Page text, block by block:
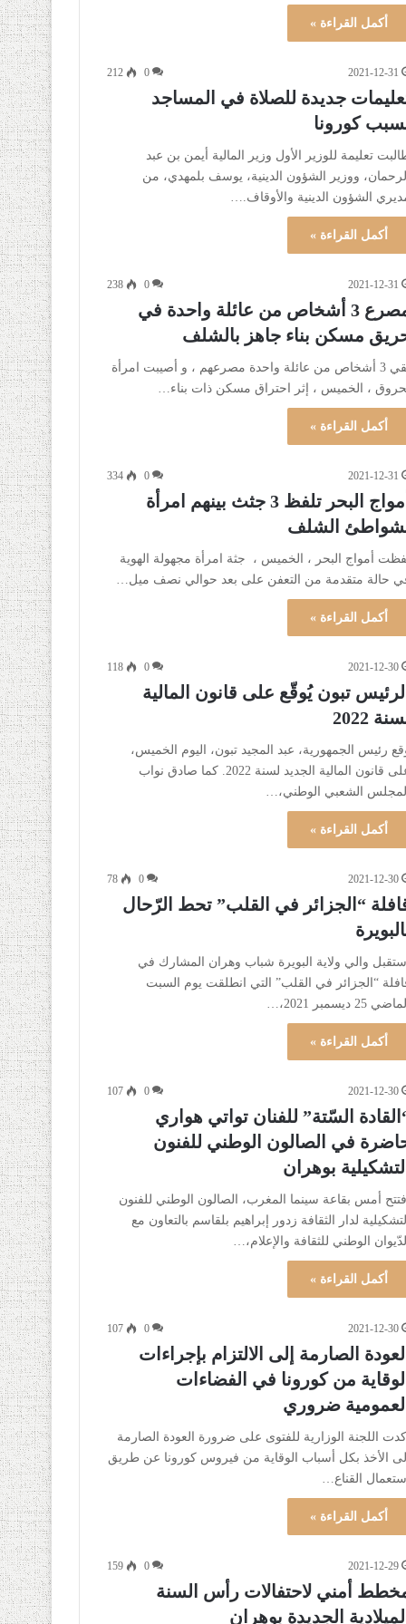
أكمل القراءة »
2021-12-31
0
212
جديدة للصلاة في المساجد
كورونا
تعليمة للوزير الأول وزير المالية أيمن بن عبد
الرحمان، ووزير الشؤون الدينية، يوسف بلمهدي، من
الشؤون الدينية والأوقاف.…
أكمل القراءة »
2021-12-31
0
238
مصرع 3 أشخاص من عائلة واحدة في
مسكن بناء جاهز بالشلف
لقي 3 أشخاص من عائلة واحدة مصرعهم ، و أصيبت امرأة
، الخميس ، إثر احتراق مسكن ذات بناء…
أكمل القراءة »
2021-12-31
0
334
أمواج البحر تلفظ 3 جثث بينهم امرأة
الشلف
أمواج البحر ، الخميس ، جثة امرأة مجهولة الهوية
حالة متقدمة من التعفن على بعد حوالي نصف ميل…
أكمل القراءة »
2021-12-30
0
118
الرئيس تبون يُوقّع على قانون المالية
2022
رئيس الجمهورية، عبد المجيد تبون، اليوم الخميس،
على قانون المالية الجديد لسنة 2022. كما صادق نواب
المجلس الشعبي الوطني،…
أكمل القراءة »
2021-12-30
0
78
“الجزائر في القلب” تحط الرّحال
استقبل والي ولاية البويرة شباب وهران المشارك في
“الجزائر في القلب” التي انطلقت يوم السبت
الماضي 25 ديسمبر 2021،…
أكمل القراءة »
2021-12-30
0
107
السّتة” للفنان تواتي هواري
في الصالون الوطني للفنون
التشكيلية بوهران
افتتح أمس بقاعة سينما المغرب، الصالون الوطني للفنون
التشكيلية لدار الثقافة زدور إبراهيم بلقاسم بالتعاون مع
الدّيوان الوطني للثقافة والإعلام،…
أكمل القراءة »
2021-12-30
0
107
العودة الصارمة إلى الالتزام بإجراءات
الوقاية من كورونا في الفضاءات
العمومية ضروري
أكدت اللجنة الوزارية للفتوى على ضرورة العودة الصارمة
إلى الأخذ بكل أسباب الوقاية من فيروس كورونا عن طريق
استعمال القناع…
أكمل القراءة »
2021-12-29
0
159
أمني لاحتفالات رأس السنة
الميلادية الجديدة بوهران